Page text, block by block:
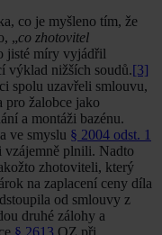
co je myšleno tím, že
„co zhotovitel
jisté míry vyjádřil
výklad nižších soudů.[3]
spolu uzavřeli smlouvu,
pro žalobce jako
a montáži bazénu.
ve smyslu § 2004 odst. 1
plnili. Nadto
zhotoviteli, který
na zaplacení ceny díla
od smlouvy z
druhé zálohy a